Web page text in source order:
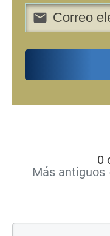
0
Más antiguos